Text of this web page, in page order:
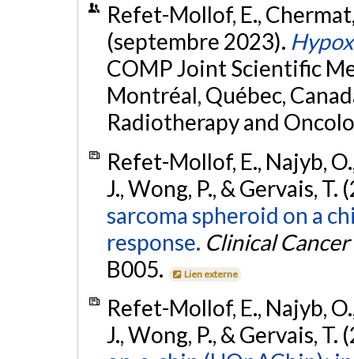
Refet-Mollof, E.,
(septembre 2023).
COMP Joint Scientific
Montréal, Québec,
Radiotherapy and
Refet-Mollof, E., Najyb,
J., Wong, P., & Gervais, T.
sarcoma spheroid on a
response. Clinical
B005.
Lien externe
Refet-Mollof, E., Najyb,
J., Wong, P., & Gervais, T.